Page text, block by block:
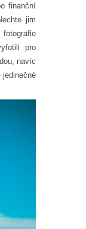
finanční
jim
pro
navíc